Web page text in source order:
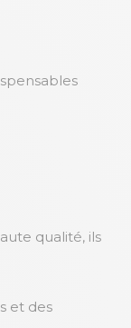
qualité, ils
et des